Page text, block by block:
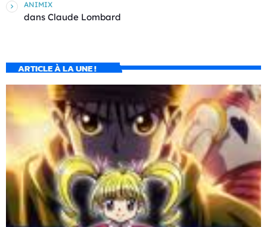
ANIMIX
dans Claude Lombard
ARTICLE À LA UNE !